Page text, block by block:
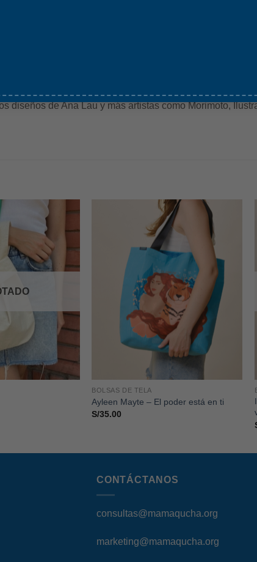
sus hijos con necesidades especiales. Dándoles trabajo
previene círculos de violencia.
jabón suave. Dejar secar al aire libre. Planchar a baja
diseños de Ana Lau y más artistas como Morimoto,
BOLSAS DE TELA
Ayleen Mayte – El poder está en ti
S/35.00
CONTÁCTANOS
consultas@mamaqucha.org
marketing@mamaqucha.org